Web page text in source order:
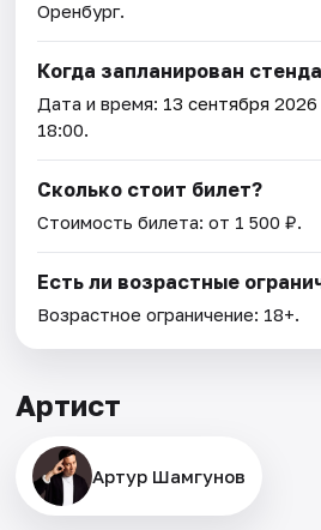
Оренбург.
Когда запланирован
Дата и время: 13 сентября 2026
18:00.
Сколько стоит билет?
Стоимость билета: от 1 500 ₽.
Есть ли возрастные
Возрастное ограничение: 18+.
Артист
Артур Шамгунов